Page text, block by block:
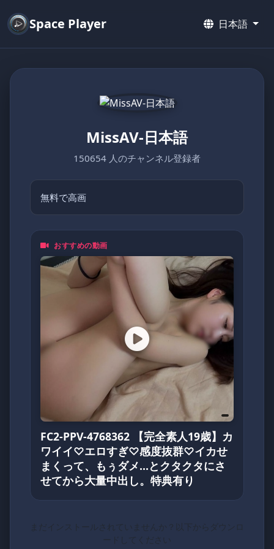
Space Player 日本語
MissAV-日本語
150654 人のチャンネル登録者
無料で高画
おすすめの動画
FC2-PPV-4768362 【完全素人19歳】カ
ワイイ♡エロすぎ♡感度抜群♡イカせ
まくって、もぅダメ…とクタクタにさ
せてから大量中出し。特典有り
まだインストールされていませんか？以下からダウンロ
ードしてください